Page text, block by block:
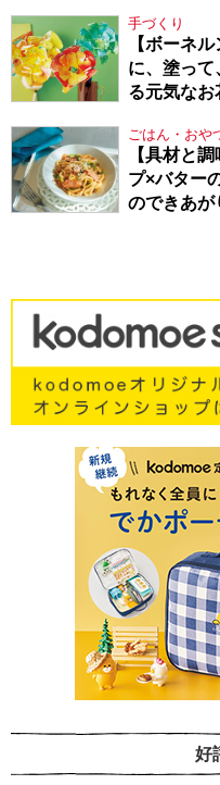
手づくり
【ボーネ
に、塗っ
る元気なお
ごはん・おや
【具材と
プ×バター
のできあが
好